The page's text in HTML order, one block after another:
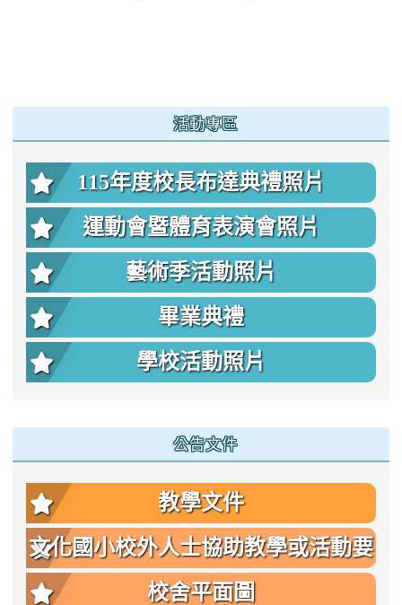
活動專區
115年度校長布達典禮照片
運動會暨體育表演會照片
藝術季活動照片
畢業典禮
學校活動照片
公告文件
教學文件
文化國小校外人士協助教學或活動要
點
校舍平面圖